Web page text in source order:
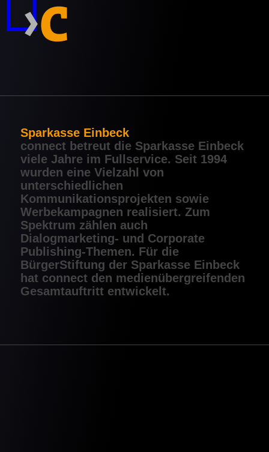
Sparkasse Einbeck
connect betreut die Sparkasse Einbeck
viele Jahre im Fullservice. Seit 1994
wurden eine Vielzahl von
unterschiedlichen
Kommunikationsprojekten sowie
Werbekampagnen realisiert. Zum
Spektrum zählen auch
Dialogmarketing- und Corporate
Publishing-Themen. Für die
BürgerStiftung der Sparkasse Einbeck
hat connect den medienübergreifenden
Gesamtauftritt entwickelt.